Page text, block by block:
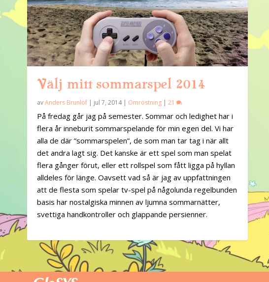
Välj mitt sommarspel 2014
avAnders Brunlöf | jul 7, 2014| Omröstning |21
På fredag går jag på semester. Sommar och ledighet har i
flera år inneburit sommarspelande för min egen del. Vi har
alla de där ”sommarspelen”, de som man tar tag i när allt
det andra lagt sig. Det kanske är ett spel som man spelat
flera gånger förut, eller ett rollspel som fått ligga på hyllan
alldeles för länge. Oavsett vad så är jag av uppfattningen
att de flesta som spelar tv-spel på någolunda regelbunden
basis har nostalgiska minnen av ljumna sommarnätter,
svettiga handkontroller och glappande persienner.